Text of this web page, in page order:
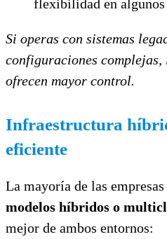
flexibilidad en algunos
Si operas con sistemas
configuraciones
ofrecen mayor control.
Infraestructura
eficiente
La mayoría de las
modelos híbridos o
mejor de ambos entornos: